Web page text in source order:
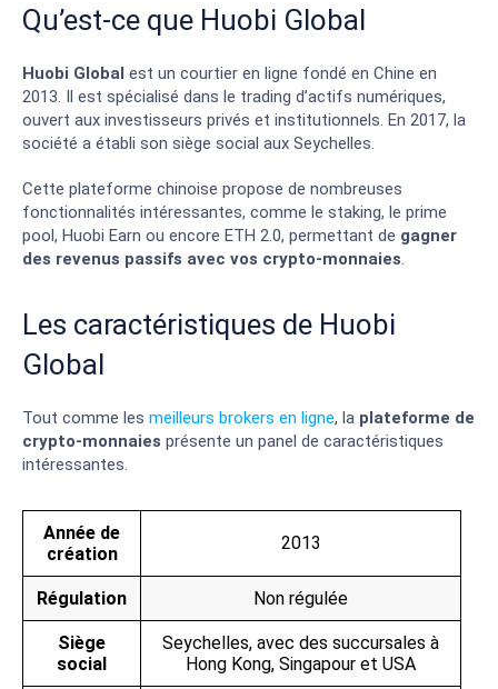
Qu’est-ce que Huobi Global
Huobi Global est un courtier en ligne fondé en Chine en
2013. Il est spécialisé dans le trading d’actifs numériques,
ouvert aux investisseurs privés et institutionnels. En 2017, la
société a établi son siège social aux Seychelles.
Cette plateforme chinoise propose de nombreuses
fonctionnalités intéressantes, comme le staking, le prime
pool, Huobi Earn ou encore ETH 2.0, permettant de gagner
des revenus passifs avec vos crypto-monnaies.
Les caractéristiques de Huobi
Global
Tout comme les meilleurs brokers en ligne, la plateforme de
crypto-monnaies présente un panel de caractéristiques
intéressantes.
Année de
création
2013
Régulation Non régulée
Siège
social
Seychelles, avec des succursales à
Hong Kong, Singapour et USA